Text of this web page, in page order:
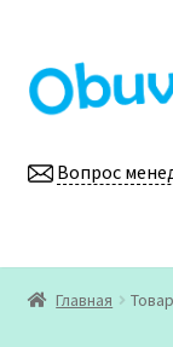
к
навигации
к
содержимому
Вопрос
Obuvmart.pro |
Главная